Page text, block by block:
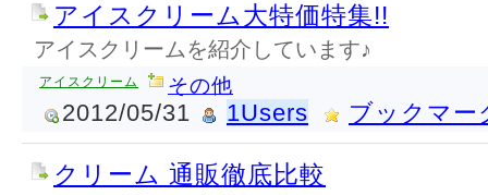
アイスクリーム大特価特集!!
アイスクリームを紹介しています♪
アイスクリーム その他
2012/05/31 1Users ブックマー
クリーム 通販徹底比較